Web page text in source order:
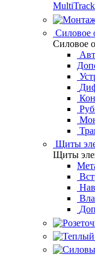
MultiTrack
Силовое
Силовое
Щиты
Щиты